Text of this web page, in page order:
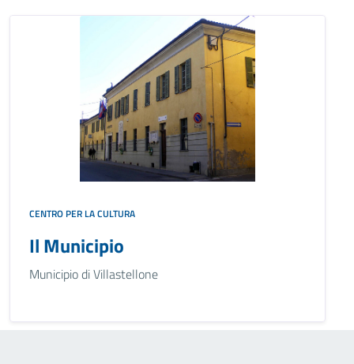
CENTRO PER LA CULTURA
Il Municipio
Municipio di Villastellone